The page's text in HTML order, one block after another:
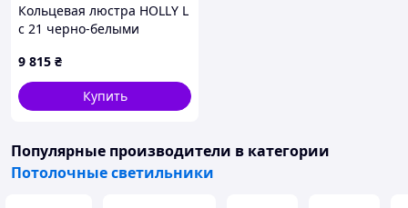
Кольцевая люстра HOLLY L
с 21 черно-белыми
90 см
9 815 ₴
Купить
Популярные производители в категории
Потолочные светильники